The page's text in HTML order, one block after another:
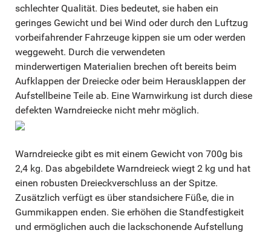
schlechter Qualität. Dies bedeutet, sie haben ein
geringes Gewicht und bei Wind oder durch den Luftzug
vorbeifahrender Fahrzeuge kippen sie um oder werden
weggeweht. Durch die verwendeten
minderwertigen Materialien brechen oft bereits beim
Aufklappen der Dreiecke oder beim Herausklappen der
Aufstellbeine Teile ab. Eine Warnwirkung ist durch diese
defekten Warndreiecke nicht mehr möglich.
Warndreiecke gibt es mit einem Gewicht von 700g bis
2,4 kg. Das abgebildete Warndreieck wiegt 2 kg und hat
einen robusten Dreieckverschluss an der Spitze.
Zusätzlich verfügt es über standsichere Füße, die in
Gummikappen enden. Sie erhöhen die Standfestigkeit
und ermöglichen auch die lackschonende Aufstellung